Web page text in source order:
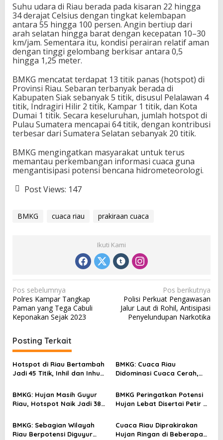
Suhu udara di Riau berada pada kisaran 22 hingga
34 derajat Celsius dengan tingkat kelembapan
antara 55 hingga 100 persen. Angin bertiup dari
arah selatan hingga barat dengan kecepatan 10–30
km/jam. Sementara itu, kondisi perairan relatif aman
dengan tinggi gelombang berkisar antara 0,5
hingga 1,25 meter.
BMKG mencatat terdapat 13 titik panas (hotspot) di
Provinsi Riau. Sebaran terbanyak berada di
Kabupaten Siak sebanyak 5 titik, disusul Pelalawan 4
titik, Indragiri Hilir 2 titik, Kampar 1 titik, dan Kota
Dumai 1 titik. Secara keseluruhan, jumlah hotspot di
Pulau Sumatera mencapai 64 titik, dengan kontribusi
terbesar dari Sumatera Selatan sebanyak 20 titik.
BMKG mengingatkan masyarakat untuk terus
memantau perkembangan informasi cuaca guna
mengantisipasi potensi bencana hidrometeorologi.
Post Views: 147
BMKG cuaca riau prakiraan cuaca
Ikuti Kami
N
a
v
g
a
s
p
s
Pos sebelumnya
Polres Kampar Tangkap
Paman yang Tega Cabuli
Keponakan Sejak 2023
Pos berikutnya
Polisi Perkuat Pengawasan
Jalur Laut di Rohil, Antisipasi
Penyelundupan Narkotika
Posting Terkait
Hotspot di Riau Bertambah
Jadi 45 Titik, Inhil dan Inhu
BMKG: Cuaca Riau
Didominasi Cuaca Cerah,
BMKG: Hujan Masih Guyur
Riau, Hotspot Naik Jadi 38
BMKG Peringatkan Potensi
Hujan Lebat Disertai Petir di
BMKG: Sebagian Wilayah
Riau Berpotensi Diguyur
Cuaca Riau Diprakirakan
Hujan Ringan di Beberapa